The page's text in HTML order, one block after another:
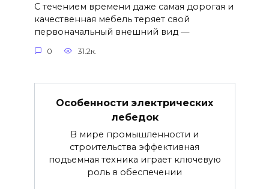
С течением времени даже самая дорогая и
качественная мебель теряет свой
первоначальный внешний вид —
0 31.2к.
Особенности электрических
лебедок
В мире промышленности и
строительства эффективная
подъемная техника играет ключевую
роль в обеспечении